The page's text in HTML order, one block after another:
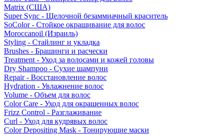
Matrix (США)
Super Sync - Щелочной безаммиачный краситель
SoColor - Стойкое окрашивание для волос
Moroccanoil (Израиль)
Styling - Стайлинг и укладка
Brushes - Брашинги и расчески
Treatment - Уход за волосами и кожей головы
Dry Shampoo - Сухие шампуни
Repair - Восстановление волос
Hydration - Увлажнение волос
Volume - Объем для волос
Color Care - Уход для окрашенных волос
Frizz Control - Разглаживание
Curl - Уход для кудрявых волос
Color Depositing Mask - Тонирующие маски